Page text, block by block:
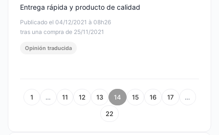
Publicado el 04/12/2021 à 08h26
tras una compra de 25/11/2021
Entrega rápida y producto de calidad
Opinión traducida
1 … 11 12 13 14 15 16 17 …
22